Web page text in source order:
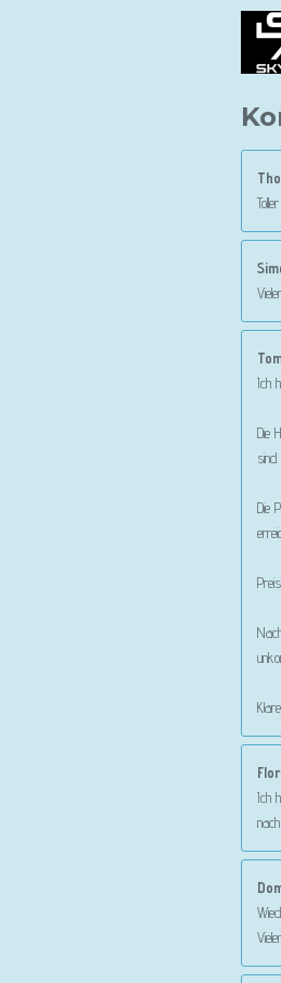
Ich
Die
sind
Die
Ich